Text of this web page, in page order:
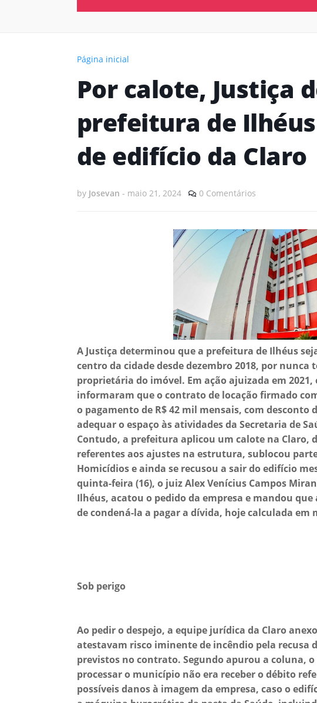
Página inicial
Por calote, Justiça
prefeitura de
de edifício da Claro
by Josevan - maio 21, 2024 0 Comentários
A Justiça determinou que a prefeitura de Ilhéus
centro da cidade desde dezembro 2018, por nunca
proprietária do imóvel. Em ação ajuizada em
informaram que o contrato de locação firmado
o pagamento de R$ 42 mil mensais, com desconto
adequar o espaço às atividades da Secretaria de
Contudo, a prefeitura aplicou um calote na Claro,
referentes aos ajustes na estrutura, sublocou
Homicídios e ainda se recusou a sair do edifício
quinta-feira (16), o juiz Alex Venícius Campos
Ilhéus, acatou o pedido da empresa e mandou
de condená-la a pagar a dívida, hoje calculada em
Sob perigo
Ao pedir o despejo, a equipe jurídica da Claro
atestavam risco iminente de incêndio pela recusa
previstos no contrato. Segundo apurou a coluna,
processar o município não era receber o débito
possíveis danos à imagem da empresa, caso o